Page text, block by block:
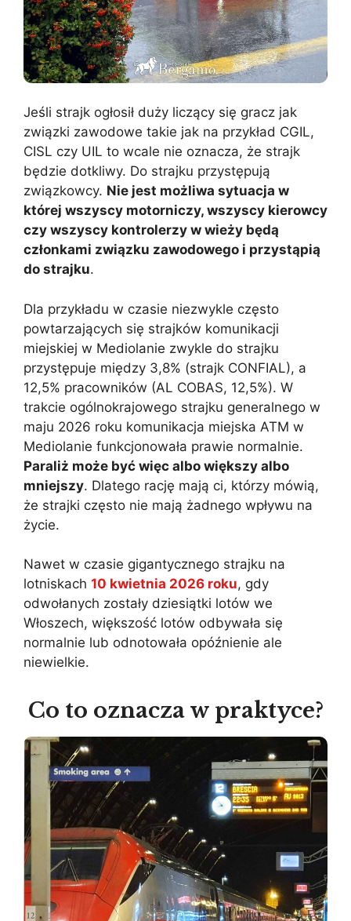
Jeśli strajk ogłosił duży liczący się gracz jak
związki zawodowe takie jak na przykład CGIL,
CISL czy UIL to wcale nie oznacza, że strajk
będzie dotkliwy. Do strajku przystępują
związkowcy. Nie jest możliwa sytuacja w
której wszyscy motorniczy, wszyscy kierowcy
czy wszyscy kontrolerzy w wieży będą
członkami związku zawodowego i przystąpią
do strajku.
Dla przykładu w czasie niezwykle często
powtarzających się strajków komunikacji
miejskiej w Mediolanie zwykle do strajku
przystępuje między 3,8% (strajk CONFIAL), a
12,5% pracowników (AL COBAS, 12,5%). W
trakcie ogólnokrajowego strajku generalnego w
maju 2026 roku komunikacja miejska ATM w
Mediolanie funkcjonowała prawie normalnie.
Paraliż może być więc albo większy albo
mniejszy. Dlatego rację mają ci, którzy mówią,
że strajki często nie mają żadnego wpływu na
życie.
Nawet w czasie gigantycznego strajku na
lotniskach 10 kwietnia 2026 roku, gdy
odwołanych zostały dziesiątki lotów we
Włoszech, większość lotów odbywała się
normalnie lub odnotowała opóźnienie ale
niewielkie.
Co to oznacza w praktyce?